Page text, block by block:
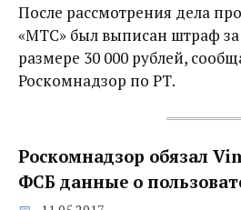
После рассмотрения дела
«МТС» был выписан штраф
размере 30 000 рублей,
Роскомнадзор по РТ.
Роскомнадзор обязал
ФСБ данные о